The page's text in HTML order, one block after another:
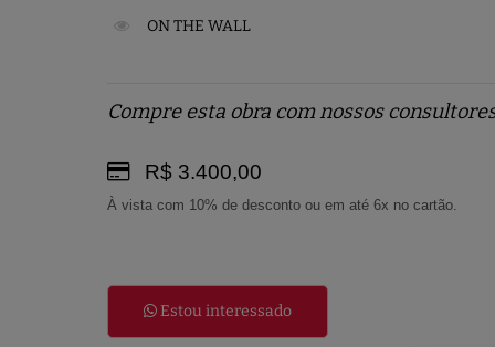
ON THE WALL
Compre esta obra com nossos
R$ 3.400,00
À vista com 10% de desconto ou em até 6x no cartão.
Estou interessado